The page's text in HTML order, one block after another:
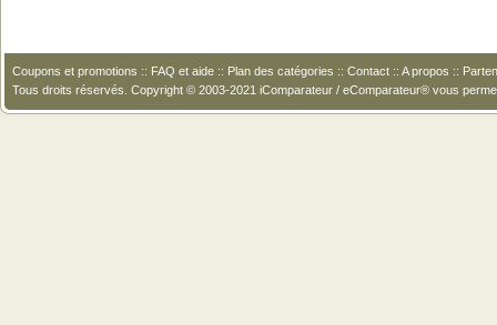
Coupons et promotions :: FAQ et aide :: Plan des catégories :: Contact :: A propos ::
Tous droits réservés. Copyright © 2003-2021 iComparateur / eComparateur® vous